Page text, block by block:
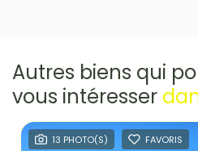
Autres biens qui
vous intéresser
13 PHOTO(S) FAVORIS